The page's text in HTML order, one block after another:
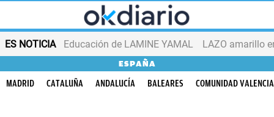
ES NOTICIA Educación de LAMINE YAMAL LAZO amarillo
ESPAÑA
MADRID CATALUÑA ANDALUCÍA BALEARES COMUNIDAD